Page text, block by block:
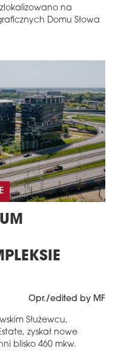
na
Domu Słowa
Opr./edited by MF
Służewcu,
zyskał nowe
blisko 460 mkw.